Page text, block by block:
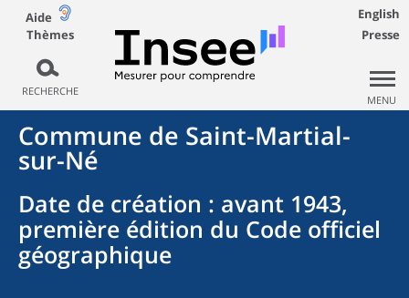
Aide
Thèmes
RECHERCHE
English
Presse
MENU
Commune de Saint-Martial-
sur-Né
Date de création : avant 1943,
première édition du Code officiel
géographique